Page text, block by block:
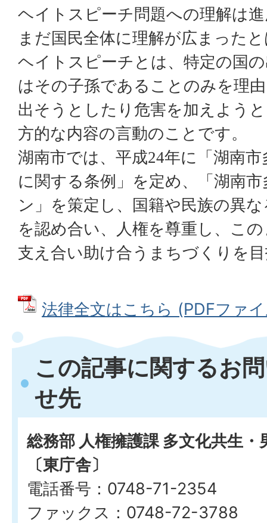
ヘイトスピーチ問題への理解は
まだ国民全体に理解が広まった
ヘイトスピーチとは、特定の国
はその子孫であることのみを理
出そうとしたり危害を加えよう
方的な内容の言動のことです。
湖南市では、平成24年に「湖南
に関する条例」を定め、「湖南
ン」を策定し、国籍や民族の異
を認め合い、人権を尊重し、こ
支え合い助け合うまちづくりを
法律全文はこちら (PDFファ
この記事に関するお
せ先
総務部 人権擁護課 多文化共生・
〔東庁舎〕
電話番号：0748-71-2354
ファックス：0748-72-3788